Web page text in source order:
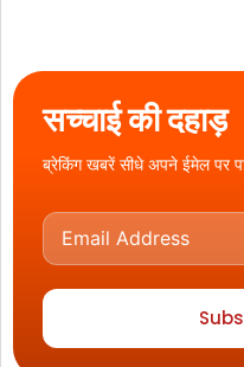
सच्चाई की दहाड़
ब्रेकिंग खबरें सीधे अपने ईमेल पर